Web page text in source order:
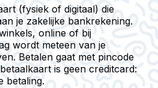
(fysiek of digitaal) die
je zakelijke bankrekening.
online of bij
wordt meteen van je
Betalen gaat met pincode
is geen creditcard:
betaling.